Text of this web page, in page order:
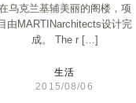
乌克兰基辅美丽的阁楼，项
由MARTINarchitects设计完
成。 The r […]
生活
2015/08/06